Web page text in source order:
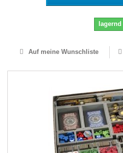
lagernd
Auf meine Wunschliste